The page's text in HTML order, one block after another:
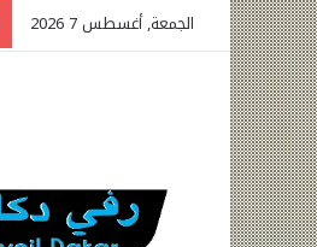
الجمعة, أغسطس 7 2026